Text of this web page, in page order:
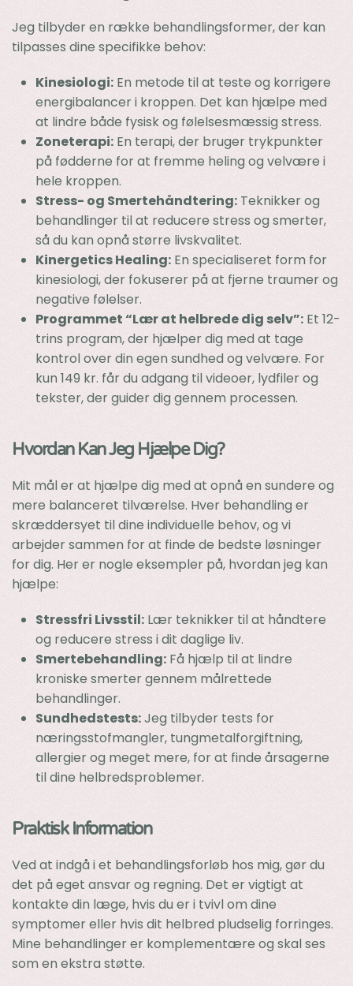
Jeg tilbyder en række behandlingsformer, der kan
tilpasses dine specifikke behov:
Kinesiologi: En metode til at teste og korrigere
energibalancer i kroppen. Det kan hjælpe med
at lindre både fysisk og følelsesmæssig stress.
Zoneterapi: En terapi, der bruger trykpunkter
på fødderne for at fremme heling og velvære i
hele kroppen.
Stress- og Smertehåndtering: Teknikker og
behandlinger til at reducere stress og smerter,
så du kan opnå større livskvalitet.
Kinergetics Healing: En specialiseret form for
kinesiologi, der fokuserer på at fjerne traumer og
negative følelser.
Programmet “Lær at helbrede dig selv”: Et 12-
trins program, der hjælper dig med at tage
kontrol over din egen sundhed og velvære. For
kun 149 kr. får du adgang til videoer, lydfiler og
tekster, der guider dig gennem processen.
Hvordan Kan Jeg Hjælpe Dig?
Mit mål er at hjælpe dig med at opnå en sundere og
mere balanceret tilværelse. Hver behandling er
skræddersyet til dine individuelle behov, og vi
arbejder sammen for at finde de bedste løsninger
for dig. Her er nogle eksempler på, hvordan jeg kan
hjælpe:
Stressfri Livsstil: Lær teknikker til at håndtere
og reducere stress i dit daglige liv.
Smertebehandling: Få hjælp til at lindre
kroniske smerter gennem målrettede
behandlinger.
Sundhedstests:Jeg tilbyder tests for
næringsstofmangler, tungmetalforgiftning,
allergier og meget mere, for at finde årsagerne
til dine helbredsproblemer.
Praktisk Information
Ved at indgå i et behandlingsforløb hos mig, gør du
det på eget ansvar og regning. Det er vigtigt at
kontakte din læge, hvis du er i tvivl om dine
symptomer eller hvis dit helbred pludselig forringes.
Mine behandlinger er komplementære og skal ses
som en ekstra støtte.